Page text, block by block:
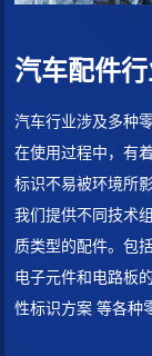
汽车配件
汽车行业涉及多种
在使用过程中，有
标识不易被环境所
我们提供不同技术
质类型的配件。包
电子元件和电路板
性标识方案 等各种